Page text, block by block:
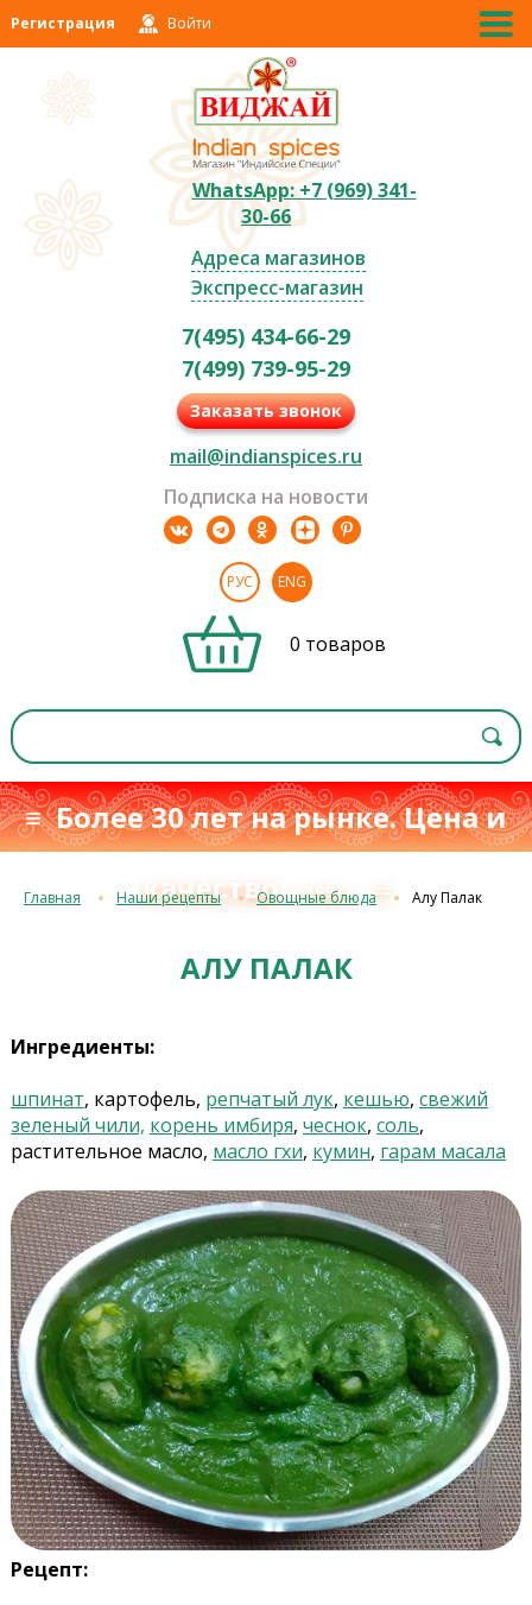
Регистрация Войти
WhatsApp: +7 (969) 341-
30-66
Адреса магазинов
Экспресс-магазин
7(495) 434-66-29
7(499) 739-95-29
Заказать звонок
mail@indianspices.ru
Подписка на новости
РУС ENG
0 товаров
≡ Более 30 лет на рынке. Цена и
качествос 1993 г.≡
Главная Наши рецепты Овощные блюда Алу Палак
АЛУ ПАЛАК
Ингредиенты:
шпинат, картофель, репчатый лук, кешью, свежий
зеленый чили, корень имбиря, чеснок, соль,
растительное масло, масло гхи, кумин, гарам масала
Рецепт: